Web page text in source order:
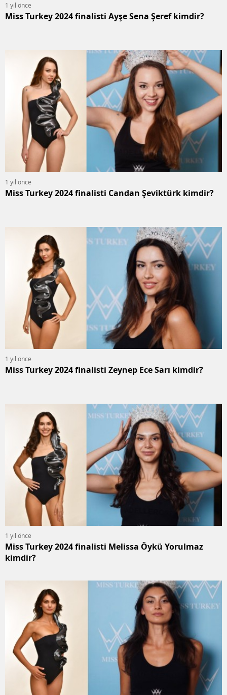
1 yıl önce
Miss Turkey 2024 finalisti Ayşe Sena Şeref kimdir?
1 yıl önce
Miss Turkey 2024 finalisti Candan Şeviktürk kimdir?
1 yıl önce
Miss Turkey 2024 finalisti Zeynep Ece Sarı kimdir?
1 yıl önce
Miss Turkey 2024 finalisti Melissa Öykü Yorulmaz
kimdir?